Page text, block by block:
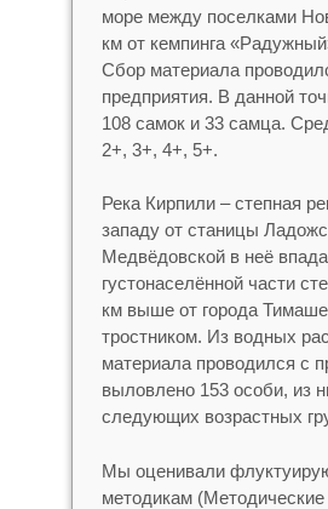
море между поселками
км от кемпинга
Сбор материала
предприятия. В данной
108 самок и 33 самца.
2+, 3+, 4+, 5+.
Река Кирпили – степная
западу от станицы
Медвёдовской в неё
густонаселённой части
км выше от города
тростником. Из водных
материала проводился с
выловлено 153 особи, из
следующих возрастных
Мы оценивали
методикам